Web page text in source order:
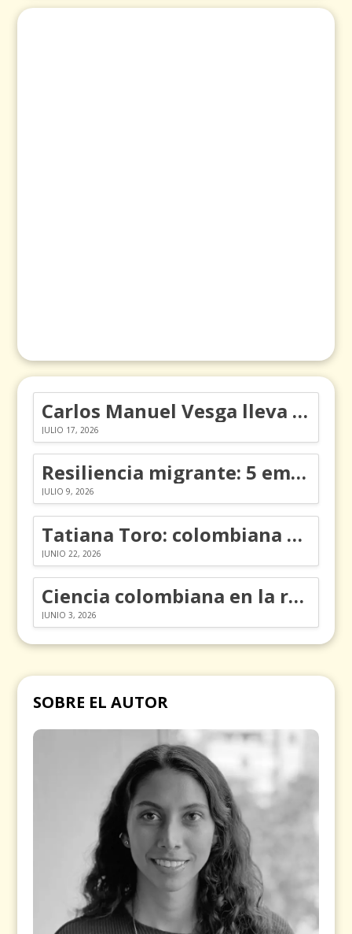
Carlos Manuel Vesga lleva el nombre de Colombia a los Emmy
JULIO 17, 2026
Resiliencia migrante: 5 emociones y cómo gestionarlas
JULIO 9, 2026
Tatiana Toro: colombiana que cambió la historia de las matemáticas
JUNIO 22, 2026
Ciencia colombiana en la revolución de los órganos en chips
JUNIO 3, 2026
SOBRE EL AUTOR